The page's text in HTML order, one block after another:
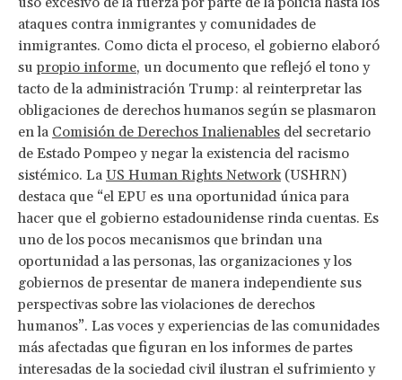
ataques contra inmigrantes y comunidades de
inmigrantes. Como dicta el proceso, el gobierno elaboró
supropio informe, un documento que reflejó el tono y
tacto de la administración Trump: al reinterpretar las
obligaciones de derechos humanos según se plasmaron
en la Comisión de Derechos Inalienables del secretario
de Estado Pompeo y negar la existencia del racismo
sistémico. La US Human Rights Network(USHRN)
destaca que “el EPU es una oportunidad única para
hacer que el gobierno estadounidense rinda cuentas. Es
uno de los pocos mecanismos que brindan una
oportunidad a las personas, las organizaciones y los
gobiernos de presentar de manera independiente sus
perspectivas sobre las violaciones de derechos
humanos”. Las voces y experiencias de las comunidades
más afectadas que figuran en los informes de partes
interesadas de la sociedad civil ilustran el sufrimiento y